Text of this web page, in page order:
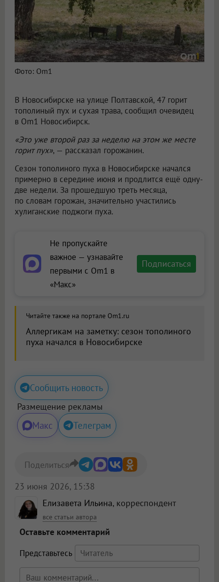
Фото: Om1
В Новосибирске на улице Полтавской, 47 горит
тополиный пух и сухая трава, сообщил очевидец
в Om1 Новосибирск.
«Это уже второй раз за неделю на этом же месте
горит пух», — рассказал горожанин.
Сезон тополиного пуха в Новосибирске начался
примерно в середине июня и продлится ещё одну-
две недели. За прошедшую треть месяца,
по словам горожан, значительно участились
хулиганские поджоги пуха.
Не пропускайте
важное — узнавайте
первыми с Om1 в
«Макс»
Подписаться
Читайте также на портале Om1.ru
Аллергикам на заметку: сезон тополиного
пуха начался в Новосибирске
Сообщить новость
Размещение рекламы
Макс Телеграм
Елизавета Ильина, корреспондент
все статьи автора
23 июня 2026, 15:38
Поделиться
Оставьте комментарий
Представьтесь